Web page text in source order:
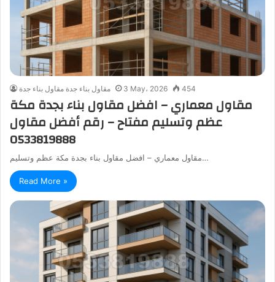
مقاول بناء جدة مقاول بناء جدة 3 May، 2026 454
مقاول معماري – افضل مقاول بناء بجدة مكة
عظم وتسليم مفتاح – رقم أفضل مقاول
0533819888
مقاول معماري – افضل مقاول بناء بجدة مكة عظم وتسليم…
Read More »